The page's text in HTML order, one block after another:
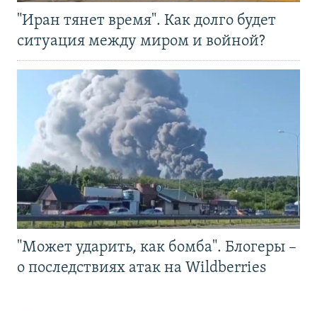
"Иран тянет время". Как долго будет
ситуация между миром и войной?
"Может ударить, как бомба". Блогеры –
о последствиях атак на Wildberries